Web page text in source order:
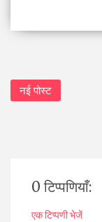
नई पोस्ट
0 टिप्पणियाँ:
एक टिप्पणी भेजें